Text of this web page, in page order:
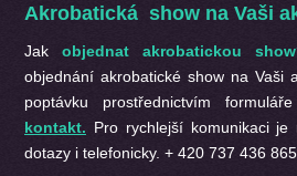
Akrobatická show na Vaši
Jakobjednat akrobatickou
objednání akrobatické show na Vaši
poptávku prostřednictvím
kontakt. Pro rychlejší komunikaci je
dotazy i telefonicky. + 420 737 436 865